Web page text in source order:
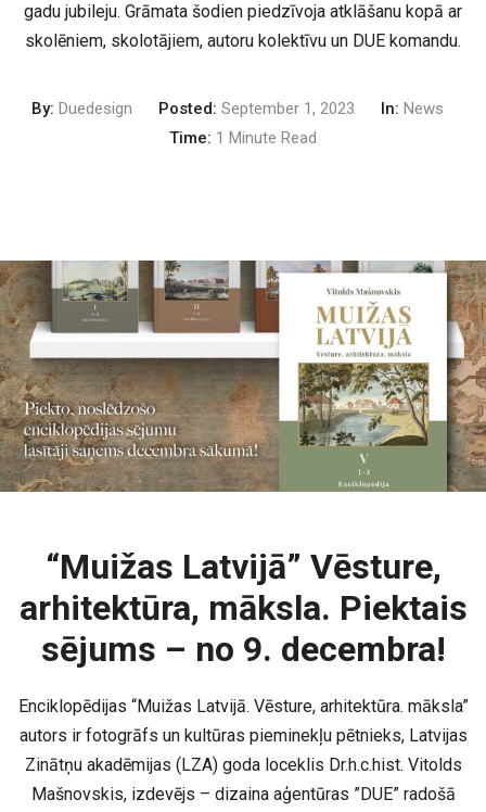
gadu jubileju. Grāmata šodien piedzīvoja atklāšanu kopā ar
skolēniem, skolotājiem, autoru kolektīvu un DUE komandu.
By: Duedesign Posted: September 1, 2023 In: News
Time: 1 Minute Read
“Muižas Latvijā” Vēsture,
arhitektūra, māksla. Piektais
sējums – no 9. decembra!
Enciklopēdijas “Muižas Latvijā. Vēsture, arhitektūra. māksla”
autors ir fotogrāfs un kultūras pieminekļu pētnieks, Latvijas
Zinātņu akadēmijas (LZA) goda loceklis Dr.h.c.hist. Vitolds
Mašnovskis, izdevējs – dizaina aģentūras ”DUE” radošā